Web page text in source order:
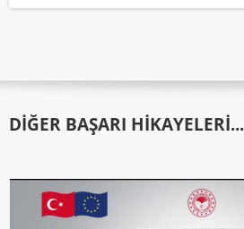
DIĞER BAŞARI HIKAYELERI...